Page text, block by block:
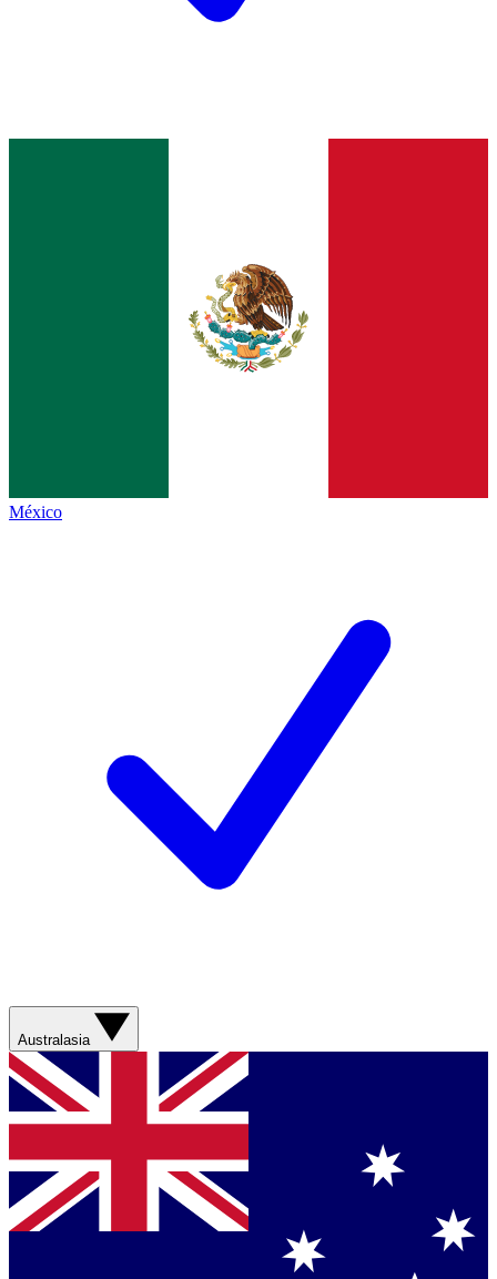
México
Australasia